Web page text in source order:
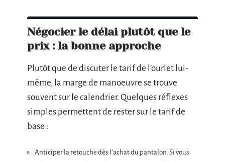
Négocier le délai plutôt que le
prix : la bonne approche
Plutôt que de discuter le tarif de l’ourlet lui-
même, la marge de manoeuvre se trouve
souvent sur le calendrier. Quelques réflexes
simples permettent de rester sur le tarif de
base :
Anticiper la retouche dès l’achat du pantalon. Si vous